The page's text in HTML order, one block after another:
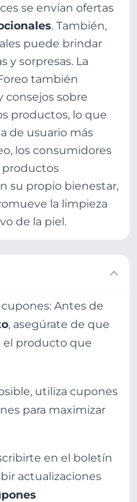
se envían ofertas
. También,
puede brindar
y sorpresas. La
también
consejos sobre
productos, lo que
de usuario más
los consumidores
productos
su propio bienestar,
la limpieza
de la piel.
Antes de
, asegúrate de que
el producto que
utiliza cupones
para maximizar
en el boletín
actualizaciones